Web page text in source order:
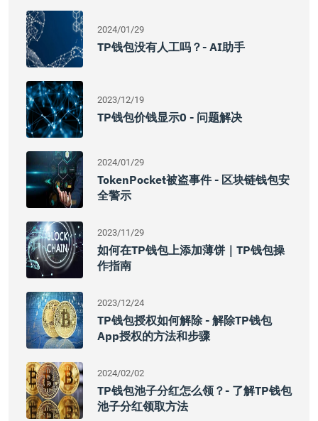
2024/01/29
TP钱包没有人工吗？- AI助手
2023/12/19
TP钱包价钱显示0 - 问题解决
2024/01/29
TokenPocket被盗事件 - 区块链钱包安
全警示
2023/11/29
如何在TP钱包上添加薄饼｜TP钱包操
作指南
2023/12/24
TP钱包授权如何解除 - 解除TP钱包
App授权的方法和步骤
2024/02/02
TP钱包池子分红怎么领？- 了解TP钱包
池子分红领取方法